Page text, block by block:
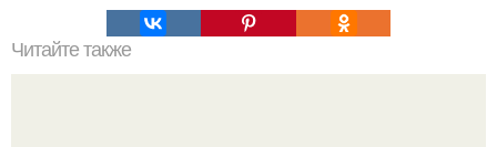
Читайте также